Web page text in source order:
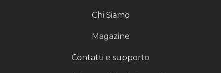
Chi Siamo
Magazine
Contatti e supporto